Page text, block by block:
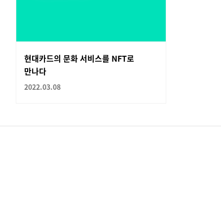
현대카드의 문화 서비스를 NFT로
만나다
2022.03.08